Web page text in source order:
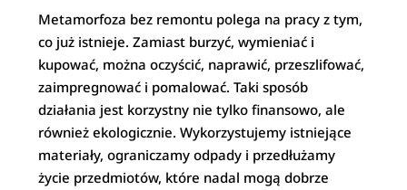
Metamorfoza bez remontu polega na pracy z tym,
co już istnieje. Zamiast burzyć, wymieniać i
kupować, można oczyścić, naprawić, przeszlifować,
zaimpregnować i pomalować. Taki sposób
działania jest korzystny nie tylko finansowo, ale
również ekologicznie. Wykorzystujemy istniejące
materiały, ograniczamy odpady i przedłużamy
życie przedmiotów, które nadal mogą dobrze